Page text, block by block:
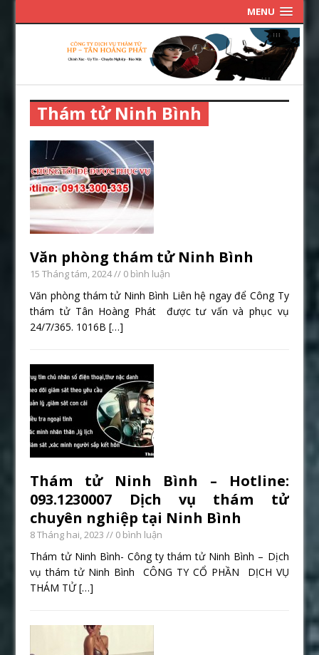
MENU
Thám tử Ninh Bình
Văn phòng thám tử Ninh Bình
15 Tháng tám, 2024// 0 bình luận
Văn phòng thám tử Ninh Bình Liên hệ ngay để Công Ty
thám tử Tân Hoàng Phát được tư vấn và phục vụ
24/7/365. 1016B[…]
Thám tử Ninh Bình – Hotline:
093.1230007 Dịch vụ thám tử
chuyên nghiệp tại Ninh Bình
8 Tháng hai, 2023 // 0 bình luận
Thám tử Ninh Bình- Công ty thám tử Ninh Bình – Dịch
vụ thám tử Ninh Bình CÔNG TY CỔ PHẦN DỊCH VỤ
THÁM TỬ[…]